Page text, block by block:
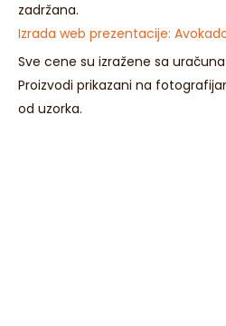
zadržana.
Izrada web prezentacije:
Sve cene su izražene sa
Proizvodi prikazani na
od uzorka.